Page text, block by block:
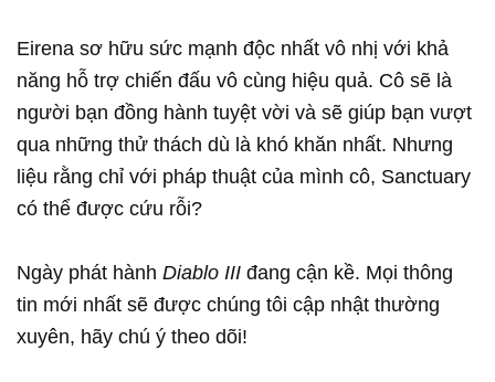
Eirena sơ hữu sức mạnh độc nhất vô nhị với khả
năng hỗ trợ chiến đấu vô cùng hiệu quả. Cô sẽ là
người bạn đồng hành tuyệt vời và sẽ giúp bạn vượt
qua những thử thách dù là khó khăn nhất. Nhưng
liệu rằng chỉ với pháp thuật của mình cô, Sanctuary
có thể được cứu rỗi?
Ngày phát hành Diablo III đang cận kề. Mọi thông
tin mới nhất sẽ được chúng tôi cập nhật thường
xuyên, hãy chú ý theo dõi!